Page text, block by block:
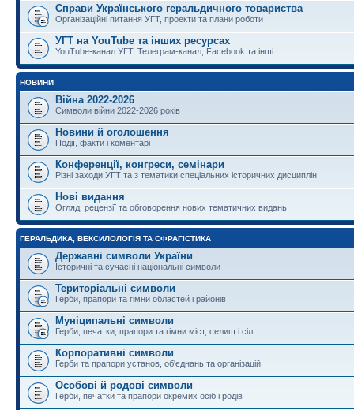
Справи Українського геральдичного товариства
Організаційні питання УГТ, проекти та плани роботи
УГТ на YouTube та інших ресурсах
YouTube-канал УГТ, Телеграм-канал, Facebook та інші
НОВИНИ
Війна 2022-2026
Символи війни 2022-2026 років
Новини й оголошення
Події, факти і коментарі
Конференції, конгреси, семінари
Різні заходи УГТ та з тематики спеціальних історичних дисциплін
Нові видання
Огляд, рецензії та обговорення нових тематичних видань
ГЕРАЛЬДИКА, ВЕКСИЛОЛОГІЯ ТА СФРАГІСТИКА
Державні символи України
Історичні та сучасні національні символи
Територіальні символи
Герби, прапори та гімни областей і районів
Муніципальні символи
Герби, печатки, прапори та гімни міст, селищ і сіл
Корпоративні символи
Герби та прапори установ, об'єднань та організацій
Особові й родові символи
Герби, печатки та прапори окремих осіб і родів